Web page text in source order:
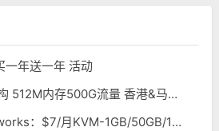
一年送一年 活动
INserv $4/月 未知架构 512M内存500G流量 香港&马来西亚便宜VPS
【vps】Owned-Networks：$7/月KVM-1GB/50GB/1TB